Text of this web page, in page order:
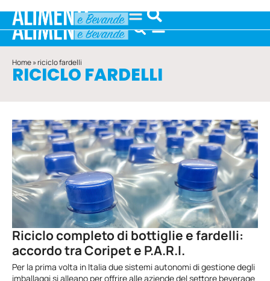
Home»riciclo fardelli
RICICLO FARDELLI
Riciclo completo di bottiglie e fardelli:
accordo tra Coripet e P.A.R.I.
Per la prima volta in Italia due sistemi autonomi di gestione degli
imballaggi si alleano per offrire alle aziende del settore beverage